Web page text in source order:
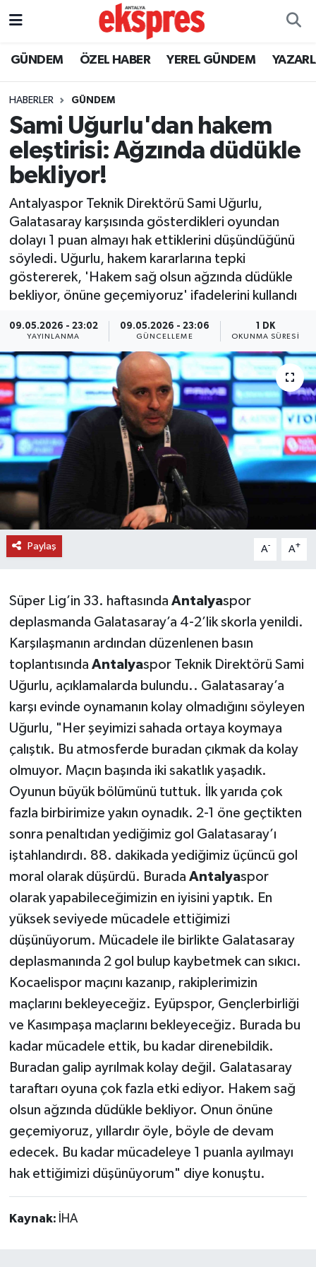
GÜNDEM ÖZEL HABER YEREL GÜNDEM
HABERLER GÜNDEM
Sami Uğurlu'dan hakem
eleştirisi: Ağzında düdükle
bekliyor!
Antalyaspor Teknik Direktörü Sami Uğurlu,
Galatasaray karşısında gösterdikleri oyundan
dolayı 1 puan almayı hak ettiklerini düşündüğünü
söyledi. Uğurlu, hakem kararlarına tepki
göstererek, 'Hakem sağ olsun ağzında düdükle
bekliyor, önüne geçemiyoruz' ifadelerini kullandı
09.05.2026 - 23:02
YAYINLANMA
09.05.2026 - 23:06
GÜNCELLEME
1 DK
OKUNMA SÜRESI
Paylaş A- A+
Süper Lig’in 33. haftasında Antalyaspor
deplasmanda Galatasaray’a 4-2’lik skorla yenildi.
Karşılaşmanın ardından düzenlenen basın
toplantısında Antalyaspor Teknik Direktörü Sami
Uğurlu, açıklamalarda bulundu.. Galatasaray’a
karşı evinde oynamanın kolay olmadığını söyleyen
Uğurlu, "Her şeyimizi sahada ortaya koymaya
çalıştık. Bu atmosferde buradan çıkmak da kolay
olmuyor. Maçın başında iki sakatlık yaşadık.
Oyunun büyük bölümünü tuttuk. İlk yarıda çok
fazla birbirimize yakın oynadık. 2-1 öne geçtikten
sonra penaltıdan yediğimiz gol Galatasaray’ı
iştahlandırdı. 88. dakikada yediğimiz üçüncü gol
moral olarak düşürdü. Burada Antalyaspor
olarak yapabileceğimizin en iyisini yaptık. En
yüksek seviyede mücadele ettiğimizi
düşünüyorum. Mücadele ile birlikte Galatasaray
deplasmanında 2 gol bulup kaybetmek can sıkıcı.
Kocaelispor maçını kazanıp, rakiplerimizin
maçlarını bekleyeceğiz. Eyüpspor, Gençlerbirliği
ve Kasımpaşa maçlarını bekleyeceğiz. Burada bu
kadar mücadele ettik, bu kadar direnebildik.
Buradan galip ayrılmak kolay değil. Galatasaray
taraftarı oyuna çok fazla etki ediyor. Hakem sağ
olsun ağzında düdükle bekliyor. Onun önüne
geçemiyoruz, yıllardır öyle, böyle de devam
edecek. Bu kadar mücadeleye 1 puanla ayılmayı
hak ettiğimizi düşünüyorum" diye konuştu.
Kaynak: İHA
ÖZEL HABER
YEREL GÜNDEM
EKONOMİ
KÜLTÜR - SANAT
SPOR
SİYASET
SAĞLIK
DÜNYA
EĞİTİM
TURİZM
RÖPORTAJ
VİDEO HABERLER
YAZARLAR
RESMİ İLAN
MAGAZİN
Nöbetçi Eczaneler
Trafik Durumu
Süper Lig Puan Durumu ve Fikstür
Tüm Manşetler
Son Dakika Haberleri
Haber Arşivi